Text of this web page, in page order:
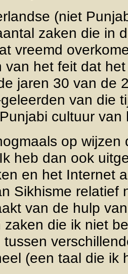
(niet
zaken die in
vreemd
van het feit dat
jaren 30 van de
van die
cultuur van
op
heb dan ook
en het Internet
Sikhisme relatief
van de hulp
zaken die ik niet
tussen
(een taal die ik